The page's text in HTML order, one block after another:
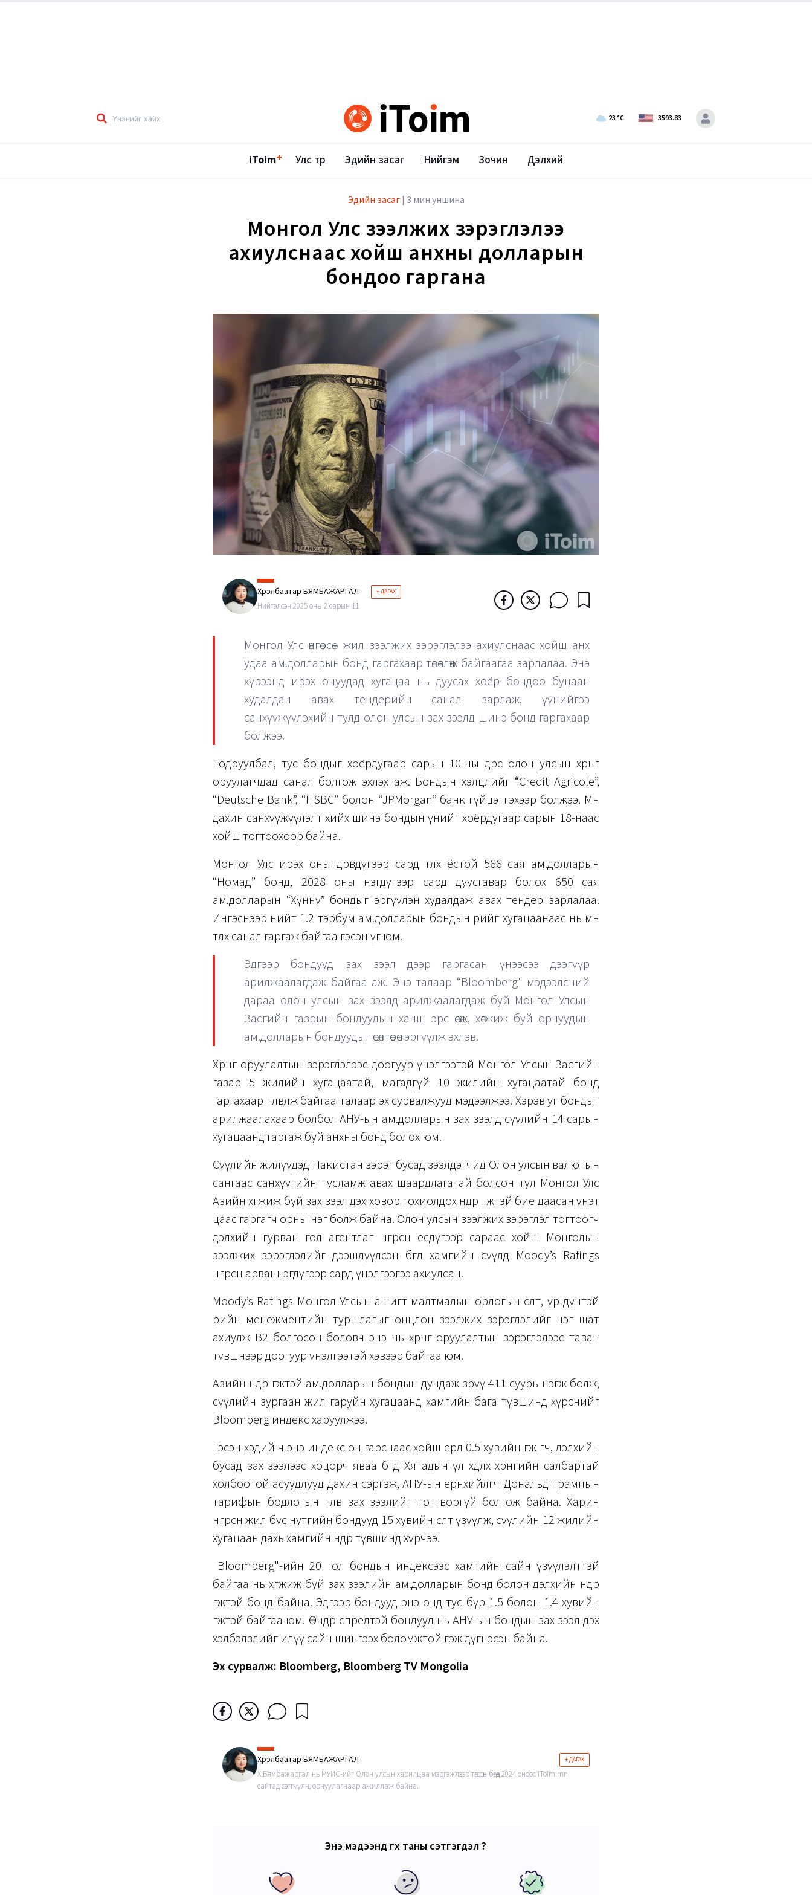
23°C 3593.83
iToim+ Улс төр Эдийн засаг Нийгэм Зочин Дэлхий
Эдийн засаг | 3 мин уншина
Монгол Улс зээлжих зэрэглэлээ
ахиулснаас хойш анхны долларын
бондоо гаргана
Хүрэлбаатар БЯМБАЖАРГАЛ + ДАГАХ
Нийтэлсэн 2025 оны 2 сарын 11
Монгол Улс өнгөрсөн жил зээлжих зэрэглэлээ ахиулснаас хойш анх
удаа ам.долларын бонд гаргахаар төлөвлөж байгаагаа зарлалаа. Энэ
хүрээнд ирэх онуудад хугацаа нь дуусах хоёр бондоо буцаан
худалдан авах тендерийн санал зарлаж, үүнийгээ
санхүүжүүлэхийн тулд олон улсын зах зээлд шинэ бонд гаргахаар
болжээ.
Тодруулбал, тус бондыг хоёрдугаар сарын 10-ны өдрөөс олон улсын хөрөнгө
оруулагчдад санал болгож эхлэх аж. Бондын хэлцлийг “Credit Agricole”,
“Deutsche Bank”, “HSBC” болон “JPMorgan” банк гүйцэтгэхээр болжээ. Мөн
дахин санхүүжүүлэлт хийх шинэ бондын үнийг хоёрдугаар сарын 18-наас
хойш тогтоохоор байна.
Монгол Улс ирэх оны дөрөвдүгээр сард төлөх ёстой 566 сая ам.долларын
“Номад” бонд, 2028 оны нэгдүгээр сард дуусгавар болох 650 сая
ам.долларын “Хүннү” бондыг эргүүлэн худалдаж авах тендер зарлалаа.
Ингэснээр нийт 1.2 тэрбум ам.долларын бондын өрийг хугацаанаас нь өмнө
төлөх санал гаргаж байгаа гэсэн үг юм.
Эдгээр бондууд зах зээл дээр гаргасан үнээсээ дээгүүр
арилжаалагдаж байгаа аж. Энэ талаар “Bloomberg" мэдээлсний
дараа олон улсын зах зээлд арилжаалагдаж буй Монгол Улсын
Засгийн газрын бондуудын ханш эрс өсөж, хөгжиж буй орнуудын
ам.долларын бондуудыг өсөлтөөрөө тэргүүлж эхлэв.
Хөрөнгө оруулалтын зэрэглэлээс доогуур үнэлгээтэй Монгол Улсын Засгийн
газар 5 жилийн хугацаатай, магадгүй 10 жилийн хугацаатай бонд
гаргахаар төлөвлөж байгаа талаар эх сурвалжууд мэдээлжээ. Хэрэв уг бондыг
арилжаалахаар болбол АНУ-ын ам.долларын зах зээлд сүүлийн 14 сарын
хугацаанд гаргаж буй анхны бонд болох юм.
Сүүлийн жилүүдэд Пакистан зэрэг бусад зээлдэгчид Олон улсын валютын
сангаас санхүүгийн тусламж авах шаардлагатай болсон тул Монгол Улс
Азийн хөгжиж буй зах зээл дэх ховор тохиолдох өндөр өгөөжтэй бие даасан үнэт
цаас гаргагч орны нэг болж байна. Олон улсын зээлжих зэрэглэл тогтоогч
дэлхийн гурван гол агентлаг өнгөрсөн есдүгээр сараас хойш Монголын
зээлжих зэрэглэлийг дээшлүүлсэн бөгөөд хамгийн сүүлд Moody’s Ratings
өнгөрсөн арваннэгдүгээр сард үнэлгээгээ ахиулсан.
Moody’s Ratings Монгол Улсын ашигт малтмалын орлогын өсөлт, үр дүнтэй
өрийн менежментийн туршлагыг онцлон зээлжих зэрэглэлийг нэг шат
ахиулж B2 болгосон боловч энэ нь хөрөнгө оруулалтын зэрэглэлээс таван
түвшнээр доогуур үнэлгээтэй хэвээр байгаа юм.
Азийн өндөр өгөөжтэй ам.долларын бондын дундаж зөрүү 411 суурь нэгж болж,
сүүлийн зургаан жил гаруйн хугацаанд хамгийн бага түвшинд хүрснийг
Bloomberg индекс харуулжээ.
Гэсэн хэдий ч энэ индекс он гарснаас хойш ердөө 0.5 хувийн өгөөж өгч, дэлхийн
бусад зах зээлээс хоцорч яваа бөгөөд Хятадын үл хөдлөх хөрөнгийн салбартай
холбоотой асуудлууд дахин сэргэж, АНУ-ын ерөнхийлөгч Дональд Трампын
тарифын бодлогын төлөв зах зээлийг тогтворгүй болгож байна. Харин
өнгөрсөн жил бүс нутгийн бондууд 15 хувийн өсөлт үзүүлж, сүүлийн 12 жилийн
хугацаан дахь хамгийн өндөр түвшинд хүрчээ.
"Bloomberg"-ийн 20 гол бондын индексээс хамгийн сайн үзүүлэлттэй
байгаа нь хөгжиж буй зах зээлийн ам.долларын бонд болон дэлхийн өндөр
өгөөжтэй бонд байна. Эдгээр бондууд энэ онд тус бүр 1.5 болон 1.4 хувийн
өгөөжтэй байгаа юм. Өндөр спредтэй бондууд нь АНУ-ын бондын зах зээл дэх
хэлбэлзлийг илүү сайн шингээх боломжтой гэж дүгнэсэн байна.
Эх сурвалж: Bloomberg, Bloomberg TV Mongolia
Хүрэлбаатар БЯМБАЖАРГАЛ + ДАГАХ
Х.Бямбажаргал нь МУИС-ийг Олон улсын харилцаа мэргэжлээр төгссөн бөгөөд 2024 оноос iToim.mn
сайтад сэтгүүлч, орчуулагчаар ажиллаж байна.
Энэ мэдээнд өгөх таны сэтгэгдэл ?